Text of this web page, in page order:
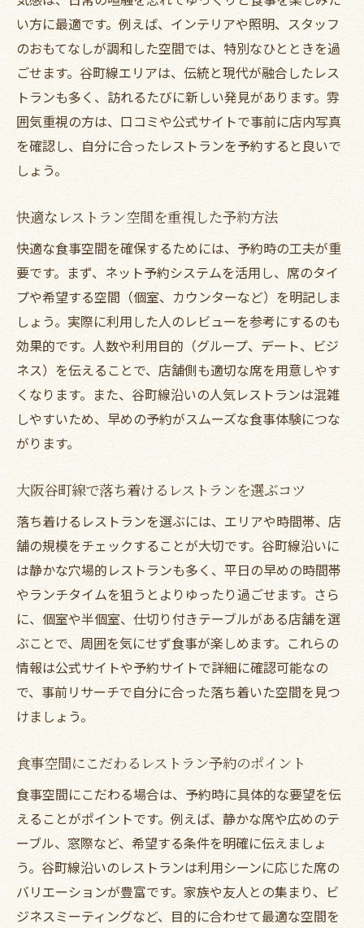
い方に最適です。例えば、インテリアや照明、スタッフ
のおもてなしが調和した空間では、特別なひとときを過
ごせます。谷町線エリアは、伝統と現代が融合したレス
トランも多く、訪れるたびに新しい発見があります。雰
囲気重視の方は、口コミや公式サイトで事前に店内写真
を確認し、自分に合ったレストランを予約すると良いで
しょう。
快適なレストラン空間を重視した予約方法
快適な食事空間を確保するためには、予約時の工夫が重
要です。まず、ネット予約システムを活用し、席のタイ
プや希望する空間（個室、カウンターなど）を明記しま
しょう。実際に利用した人のレビューを参考にするのも
効果的です。人数や利用目的（グループ、デート、ビジ
ネス）を伝えることで、店舗側も適切な席を用意しやす
くなります。また、谷町線沿いの人気レストランは混雑
しやすいため、早めの予約がスムーズな食事体験につな
がります。
大阪谷町線で落ち着けるレストランを選ぶコツ
落ち着けるレストランを選ぶには、エリアや時間帯、店
舗の規模をチェックすることが大切です。谷町線沿いに
は静かな穴場的レストランも多く、平日の早めの時間帯
やランチタイムを狙うとよりゆったり過ごせます。さら
に、個室や半個室、仕切り付きテーブルがある店舗を選
ぶことで、周囲を気にせず食事が楽しめます。これらの
情報は公式サイトや予約サイトで詳細に確認可能なの
で、事前リサーチで自分に合った落ち着いた空間を見つ
けましょう。
食事空間にこだわるレストラン予約のポイント
食事空間にこだわる場合は、予約時に具体的な要望を伝
えることがポイントです。例えば、静かな席や広めのテ
ーブル、窓際など、希望する条件を明確に伝えましょ
う。谷町線沿いのレストランは利用シーンに応じた席の
バリエーションが豊富です。家族や友人との集まり、ビ
ジネスミーティングなど、目的に合わせて最適な空間を